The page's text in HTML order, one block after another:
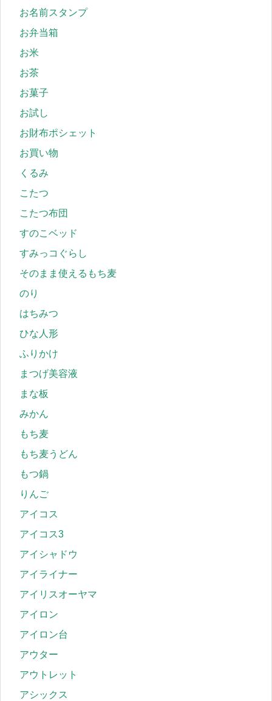
お名前スタンプ
お弁当箱
お米
お茶
お菓子
お試し
お財布ポシェット
お買い物
くるみ
こたつ
こたつ布団
すのこベッド
すみっコぐらし
そのまま使えるもち麦
のり
はちみつ
ひな人形
ふりかけ
まつげ美容液
まな板
みかん
もち麦
もち麦うどん
もつ鍋
りんご
アイコス
アイコス3
アイシャドウ
アイライナー
アイリスオーヤマ
アイロン
アイロン台
アウター
アウトレット
アシックス